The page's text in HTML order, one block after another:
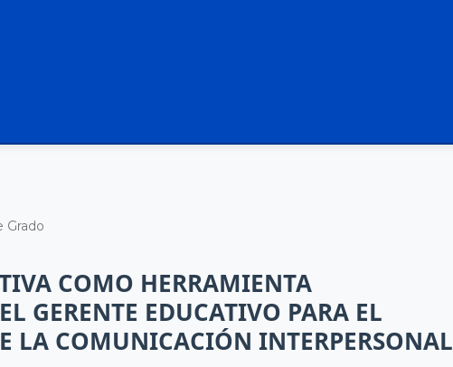
Grado
COMO HERRAMIENTA
GERENTE EDUCATIVO PARA EL
LA COMUNICACIÓN INTERPERSONAL